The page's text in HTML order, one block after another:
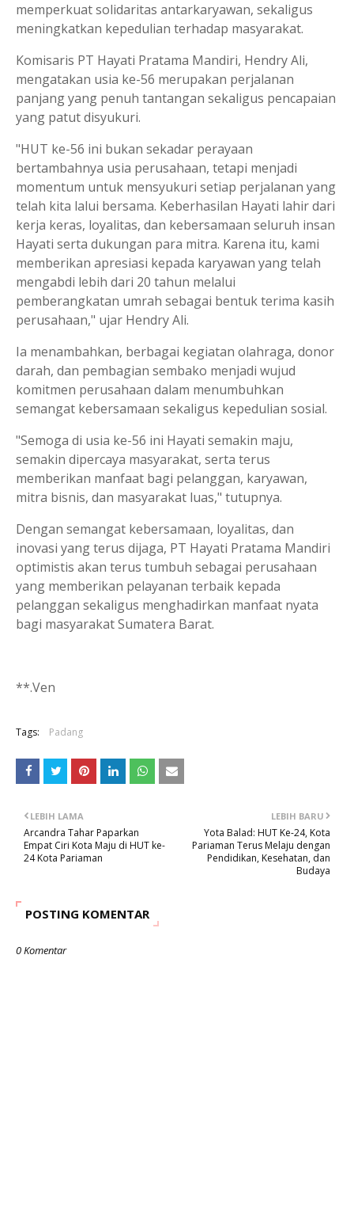
memperkuat solidaritas antarkaryawan, sekaligus
meningkatkan kepedulian terhadap masyarakat.
Komisaris PT Hayati Pratama Mandiri, Hendry Ali,
mengatakan usia ke-56 merupakan perjalanan
panjang yang penuh tantangan sekaligus pencapaian
yang patut disyukuri.
"HUT ke-56 ini bukan sekadar perayaan
bertambahnya usia perusahaan, tetapi menjadi
momentum untuk mensyukuri setiap perjalanan yang
telah kita lalui bersama. Keberhasilan Hayati lahir dari
kerja keras, loyalitas, dan kebersamaan seluruh insan
Hayati serta dukungan para mitra. Karena itu, kami
memberikan apresiasi kepada karyawan yang telah
mengabdi lebih dari 20 tahun melalui
pemberangkatan umrah sebagai bentuk terima kasih
perusahaan," ujar Hendry Ali.
Ia menambahkan, berbagai kegiatan olahraga, donor
darah, dan pembagian sembako menjadi wujud
komitmen perusahaan dalam menumbuhkan
semangat kebersamaan sekaligus kepedulian sosial.
"Semoga di usia ke-56 ini Hayati semakin maju,
semakin dipercaya masyarakat, serta terus
memberikan manfaat bagi pelanggan, karyawan,
mitra bisnis, dan masyarakat luas," tutupnya.
Dengan semangat kebersamaan, loyalitas, dan
inovasi yang terus dijaga, PT Hayati Pratama Mandiri
optimistis akan terus tumbuh sebagai perusahaan
yang memberikan pelayanan terbaik kepada
pelanggan sekaligus menghadirkan manfaat nyata
bagi masyarakat Sumatera Barat.
**.Ven
Tags: Padang
LEBIH BARU
Yota Balad: HUT Ke-24, Kota
Pariaman Terus Melaju dengan
Pendidikan, Kesehatan, dan
Budaya
LEBIH LAMA
Arcandra Tahar Paparkan
Empat Ciri Kota Maju di HUT ke-
24 Kota Pariaman
POSTING KOMENTAR
0 Komentar